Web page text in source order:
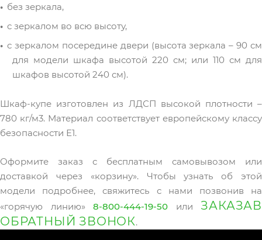
без зеркала,
с зеркалом во всю высоту,
с зеркалом посередине двери (высота зеркала – 90 см
для модели шкафа высотой 220 см; или 110 см для
шкафов высотой 240 см).
Шкаф-купе изготовлен из ЛДСП высокой плотности –
780 кг/м3. Материал соответствует европейскому классу
безопасности Е1.
Оформите заказ с бесплатным самовывозом или
доставкой через «корзину». Чтобы узнать об этой
модели подробнее, свяжитесь с нами позвонив на
«горячую линию»8-800-444-19-50 или ЗАКАЗАВ
ОБРАТНЫЙ ЗВОНОК.